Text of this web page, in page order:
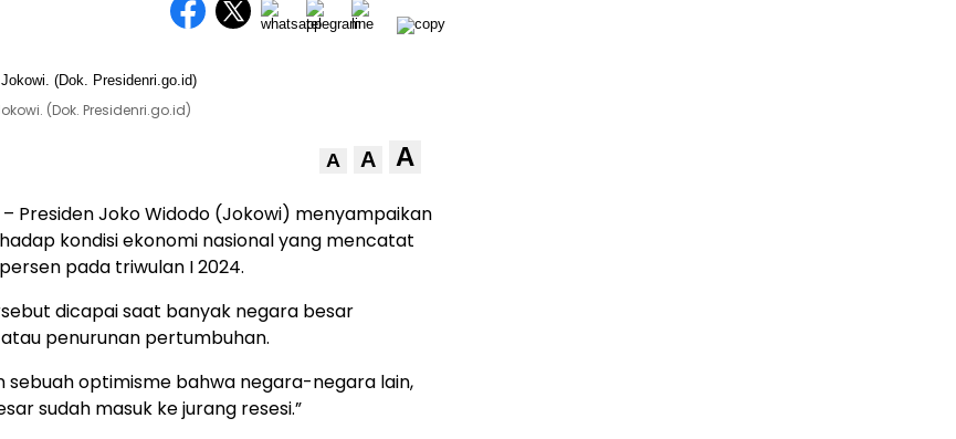
(Dok. Presidenri.go.id)
A A A
– Presiden Joko Widodo (Jokowi) menyampaikan
kondisi ekonomi nasional yang mencatat
pada triwulan I 2024.
dicapai saat banyak negara besar
penurunan pertumbuhan.
sebuah optimisme bahwa negara-negara lain,
sudah masuk ke jurang resesi.”